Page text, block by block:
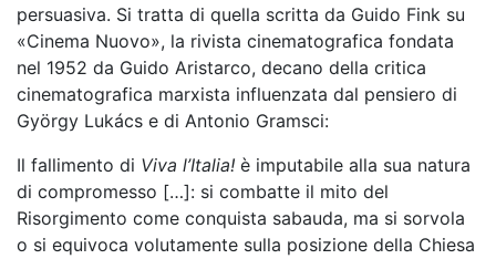
persuasiva. Si tratta di quella scritta da Guido Fink su
«Cinema Nuovo», la rivista cinematografica fondata
nel 1952 da Guido Aristarco, decano della critica
cinematografica marxista influenzata dal pensiero di
György Lukács e di Antonio Gramsci:
Il fallimento di Viva l’Italia! è imputabile alla sua natura
di compromesso […]: si combatte il mito del
Risorgimento come conquista sabauda, ma si sorvola
o si equivoca volutamente sulla posizione della Chiesa